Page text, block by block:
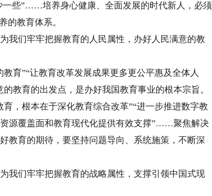
一些”……培养身心健康、全面发展的时代新人，必须
的教育体系。
们牢牢把握教育的人民属性，办好人民满意的教
”“让教育改革发展成果更多更公平惠及全体人
教育的出发点，是办好我国教育事业的根本宗旨。
根本在于深化教育综合改革”“进一步推进数字教
源覆盖面和教育现代化提供有效支撑”……聚焦解决
教育的期待，要坚持问题导向、系统施策，不断深
们牢牢把握教育的战略属性，支撑引领中国式现